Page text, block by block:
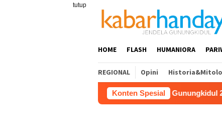
tutup
HOME FLASH HUMANIORA
REGIONAL Opini
Konten Spesial
Juara 1 Lomba Video Literasi Gunungkidul 2026